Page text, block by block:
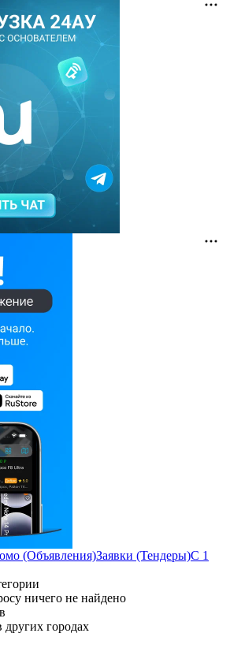
(Объявления)Заявки (Тендеры)С 1
ничего не найдено
других городах